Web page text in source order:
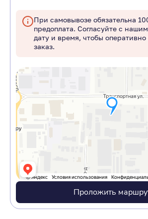
При самовывозе обязательна
предоплата. Согласуйте с
дату и время, чтобы оперативно
заказ.
Проложить